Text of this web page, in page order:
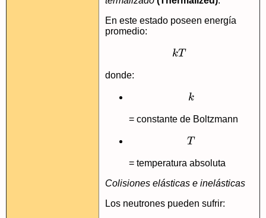
En este estado poseen energía
promedio:
kT
kT
donde:
k
k
= constante de Boltzmann
T
T
= temperatura absoluta
Colisiones elásticas e inelásticas
Los neutrones pueden sufrir: